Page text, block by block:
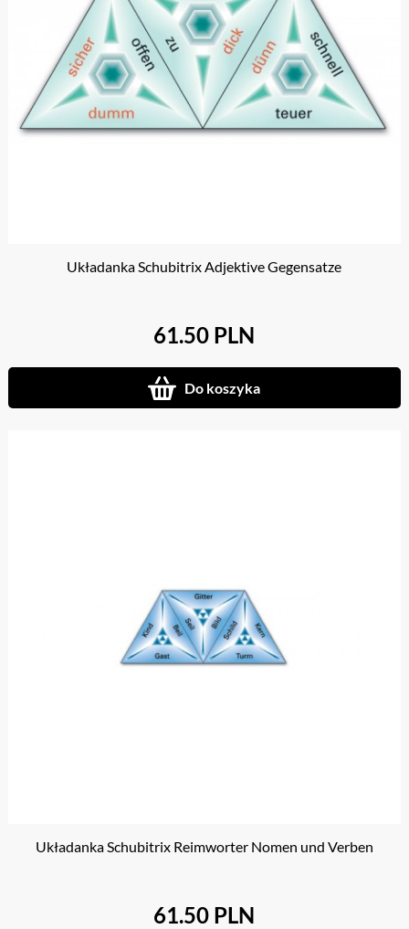
Układanka Schubitrix Adjektive Gegensatze
61.50 PLN
Do koszyka
Układanka Schubitrix Reimworter Nomen und Verben
61.50 PLN